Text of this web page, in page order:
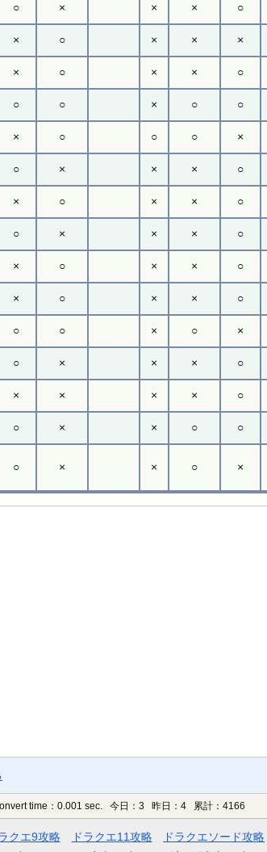
○ × × × ○
× ○ × × ×
× ○ × × ○
○ ○ × ○ ○
× ○ ○ ○ ×
○ × × × ○
× ○ × × ○
○ × × × ○
× ○ × × ○
× ○ × × ○
○ ○ × ○ ×
○ × × × ○
× × × × ○
○ × × ○ ○
○ × × ○ ×
time：0.001 sec. 今日：3 昨日：4 累計：4166
クエ9攻略 ドラクエ11攻略 ドラクエソード攻略